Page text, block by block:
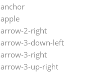
anchor
apple
arrow-2-right
arrow-3-down-left
arrow-3-right
arrow-3-up-right